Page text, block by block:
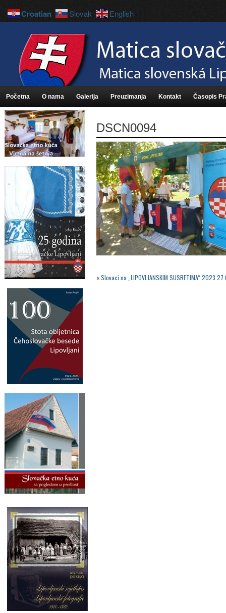
Početna O nama Galerija Preuzimanja Kontakt Časopis
DSCN0094
«Slovaci na „LIPOVLJANSKIM SUSRETIMA“ 2023
Croatian Slovak English